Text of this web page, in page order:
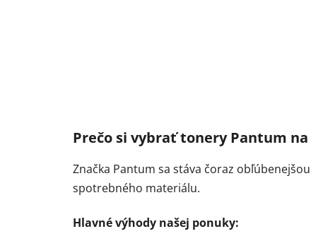
Prečo si vybrať tonery Pantum na
Značka Pantum sa stáva čoraz
spotrebného materiálu.
Hlavné výhody našej ponuky: